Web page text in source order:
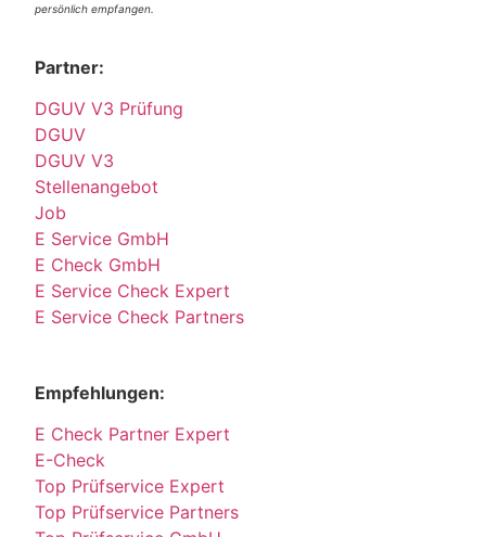
persönlich empfangen.
Partner:
DGUV V3 Prüfung
DGUV
DGUV V3
Stellenangebot
Job
E Service GmbH
E Check GmbH
E Service Check Expert
E Service Check Partners
Empfehlungen:
E Check Partner Expert
E-Check
Top Prüfservice Expert
Top Prüfservice Partners